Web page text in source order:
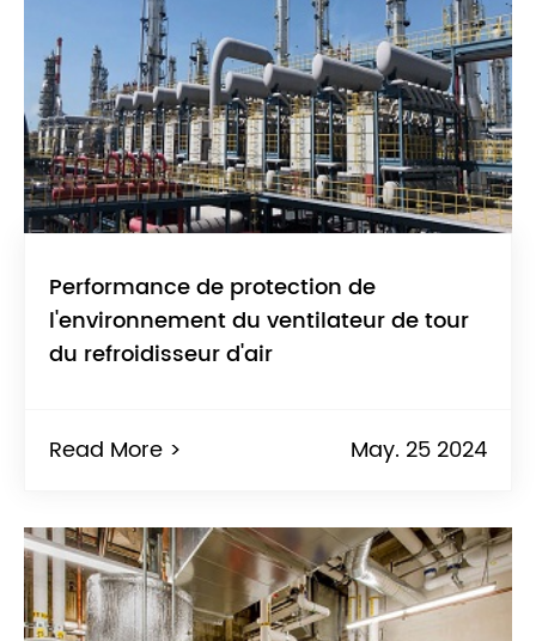
Performance de protection de
l'environnement du ventilateur de tour
du refroidisseur d'air
Read More > May. 25 2024